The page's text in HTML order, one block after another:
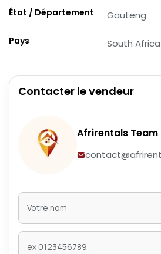
État / Département Gauteng
Pays South Africa
Contacter le vendeur
Afrirentals Team